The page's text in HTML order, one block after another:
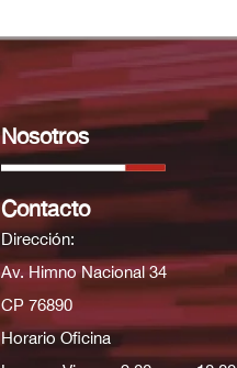
Nosotros
Contacto
Dirección:
Av. Himno Nacional 34
CP 76890
Horario Oficina